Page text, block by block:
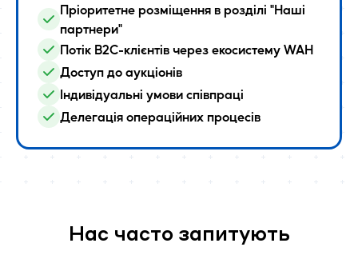
Пріоритетне розміщення в розділі "Наші
партнери"
Потік B2C-клієнтів через екосистему WAH
Доступ до аукціонів
Індивідуальні умови співпраці
Делегація операційних процесів
Нас часто запитують